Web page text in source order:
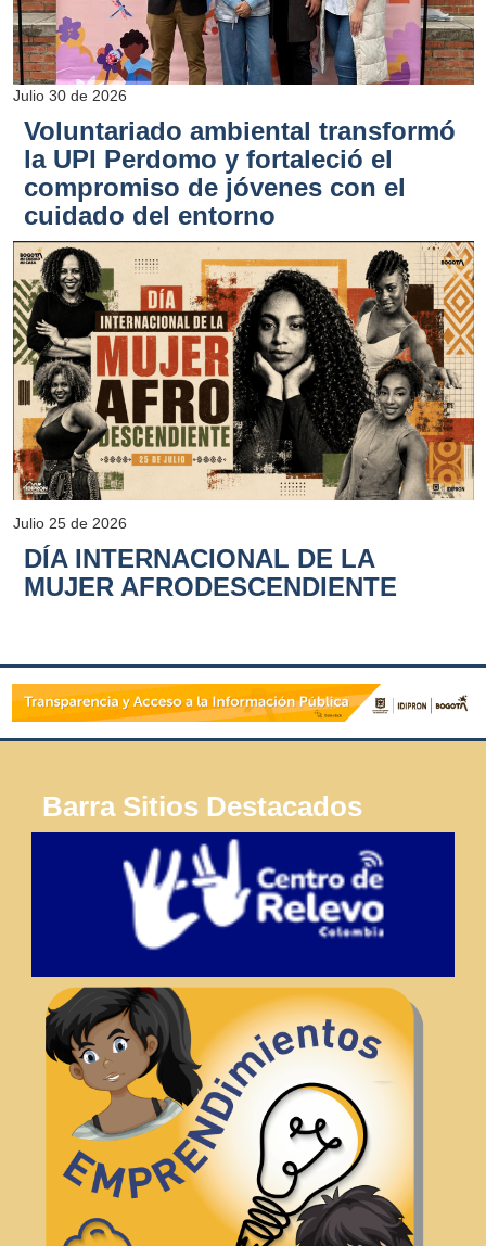
Julio 30 de 2026
Voluntariado ambiental transformó
la UPI Perdomo y fortaleció el
compromiso de jóvenes con el
cuidado del entorno
Julio 25 de 2026
DÍA INTERNACIONAL DE LA
MUJER AFRODESCENDIENTE
Barra Sitios Destacados